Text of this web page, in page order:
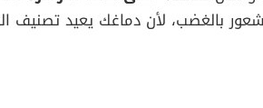
وعلم النفس، إليك خطة عمل